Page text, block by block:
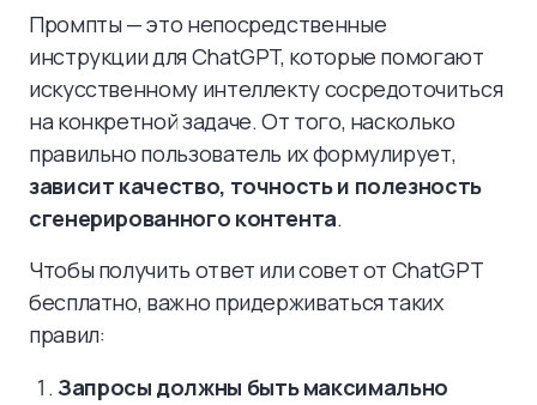
Промпты — это непосредственные
инструкции для ChatGPT, которые помогают
искусственному интеллекту сосредоточиться
на конкретной задаче. От того, насколько
правильно пользователь их формулирует,
зависит качество, точность и полезность
сгенерированного контента.
Чтобы получить ответ или совет от ChatGPT
бесплатно, важно придерживаться таких
правил:
Запросы должны быть максимально